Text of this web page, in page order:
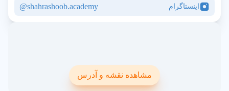
اینستاگرام shahrashoob.academy@
مشاهده نقشه و آدرس